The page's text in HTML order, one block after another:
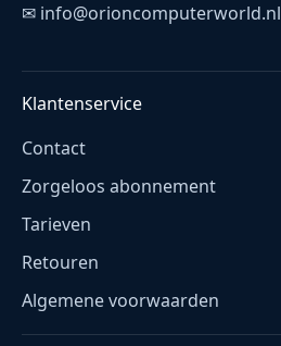
✉ info@orioncomputerworld.nl
Klantenservice
Contact
Zorgeloos abonnement
Tarieven
Retouren
Algemene voorwaarden